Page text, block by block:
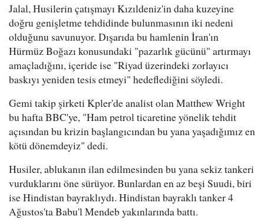
Jalal, Husilerin çatışmayı Kızıldeniz'in daha kuzeyine
doğru genişletme tehdidinde bulunmasının iki nedeni
olduğunu savunuyor. Dışarıda bu hamlenin İran'ın
Hürmüz Boğazı konusundaki "pazarlık gücünü" artırmayı
amaçladığını, içeride ise "Riyad üzerindeki zorlayıcı
baskıyı yeniden tesis etmeyi" hedeflediğini söyledi.
Gemi takip şirketi Kpler'de analist olan Matthew Wright
bu hafta BBC'ye, "Ham petrol ticaretine yönelik tehdit
açısından bu krizin başlangıcından bu yana yaşadığımız en
kötü dönemdeyiz" dedi.
Husiler, ablukanın ilan edilmesinden bu yana sekiz tankeri
vurduklarını öne sürüyor. Bunlardan en az beşi Suudi, biri
ise Hindistan bayraklıydı. Hindistan bayraklı tanker 4
Ağustos'ta Babu'l Mendeb yakınlarında battı.